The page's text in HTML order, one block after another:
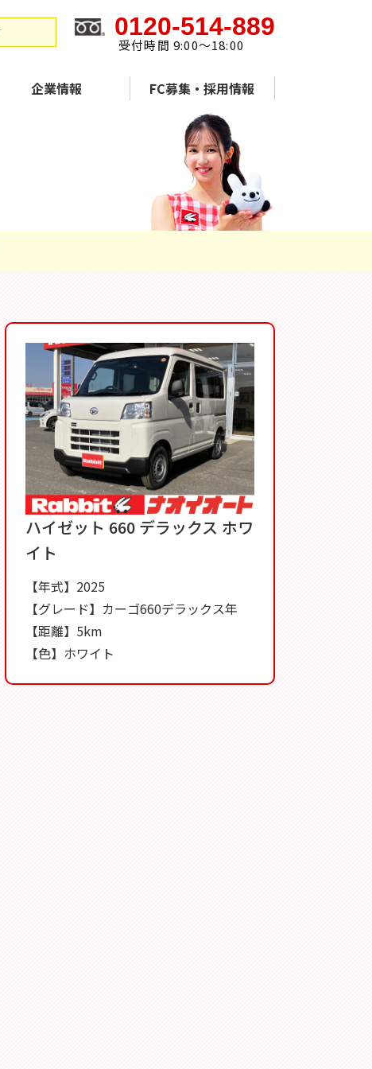
0120-514-889
受付時間 9:00～18:00
企業情報 FC募集・採用情報
ハイゼット 660 デラックス ホワ
イト
【年式】2025
【グレード】カーゴ660デラックス年
【距離】5km
【色】ホワイト